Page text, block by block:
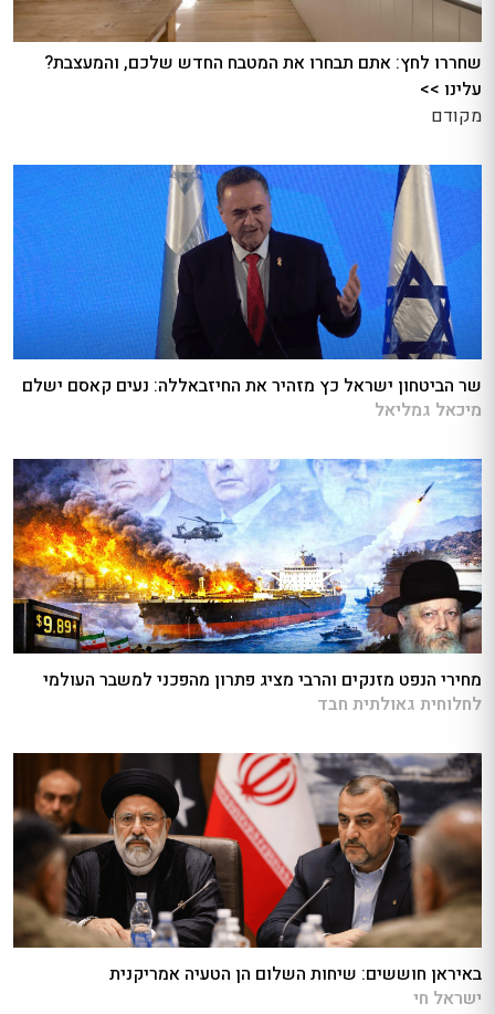
שחררו לחץ: אתם תבחרו את המטבח החדש שלכם, והמעצבת?
עלינו >>
מקודם
שר הביטחון ישראל כץ מזהיר את החיזבאללה: נעים קאסם ישלם
מיכאל גמליאל
מחירי הנפט מזנקים והרבי מציג פתרון מהפכני למשבר העולמי
לחלוחית גאולתית חבד
באיראן חוששים: שיחות השלום הן הטעיה אמריקנית
ישראל חי